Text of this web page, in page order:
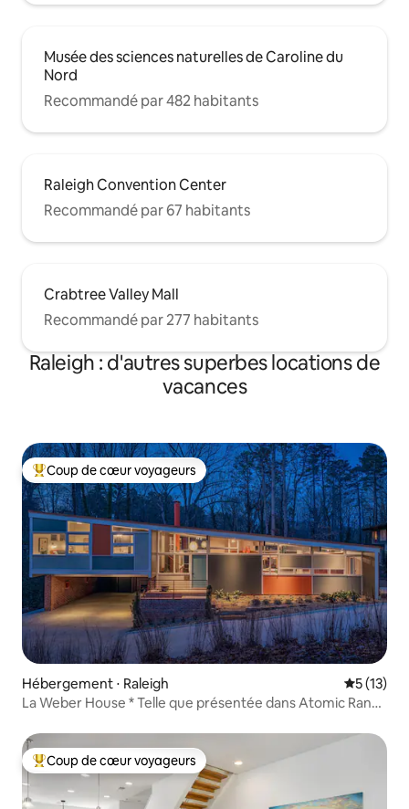
Musée des sciences naturelles de Caroline du
Nord
Recommandé par 482 habitants
Raleigh Convention Center
Recommandé par 67 habitants
Crabtree Valley Mall
Recommandé par 277 habitants
Raleigh : d'autres superbes locations de
vacances
Coups de cœur voyageurs les plus appréciés
Coup de cœur voyageurs
Hébergement ⋅ Raleigh
5 (13)
La Weber House * Telle que présentée dans Atomic Ranch
Coups de cœur voyageurs les plus appréciés
Coup de cœur voyageurs